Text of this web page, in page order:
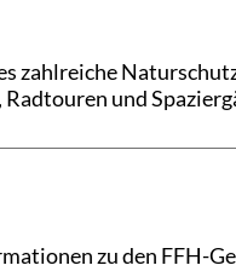
zahlreiche
und
zu den FFH-